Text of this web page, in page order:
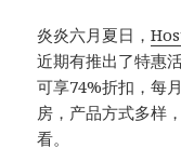
炎炎六月夏日，
近期有推出了特惠
可享74%折扣，每
房，产品方式多样
看。